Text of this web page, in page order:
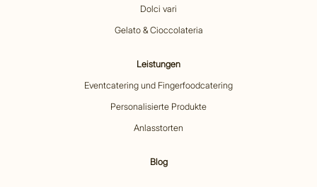
Dolci vari
Gelato & Cioccolateria
Leistungen
Eventcatering und Fingerfoodcatering
Personalisierte Produkte
Anlasstorten
Blog